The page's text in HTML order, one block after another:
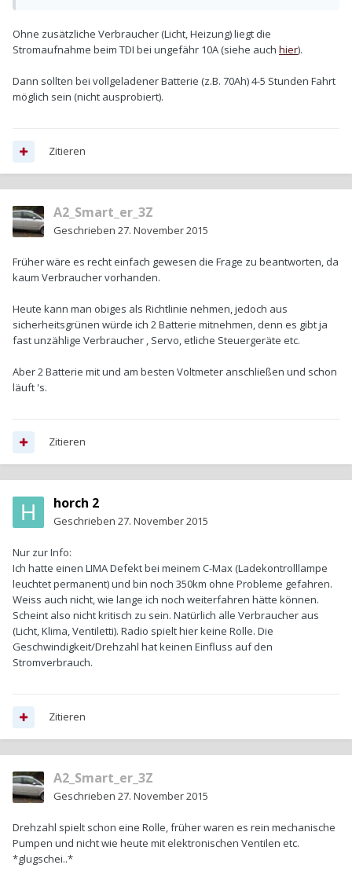
Ohne zusätzliche Verbraucher (Licht, Heizung) liegt die
Stromaufnahme beim TDI bei ungefähr 10A (siehe auch hier).
Dann sollten bei vollgeladener Batterie (z.B. 70Ah) 4-5 Stunden Fahrt
möglich sein (nicht ausprobiert).
Zitieren
A2_Smart_er_3Z
Geschrieben 27. November 2015
Früher wäre es recht einfach gewesen die Frage zu beantworten, da
kaum Verbraucher vorhanden.
Heute kann man obiges als Richtlinie nehmen, jedoch aus
sicherheitsgrünen würde ich 2 Batterie mitnehmen, denn es gibt ja
fast unzählige Verbraucher , Servo, etliche Steuergeräte etc.
Aber 2 Batterie mit und am besten Voltmeter anschließen und schon
läuft 's.
Zitieren
horch 2
Geschrieben 27. November 2015
Nur zur Info:
Ich hatte einen LIMA Defekt bei meinem C-Max (Ladekontrolllampe
leuchtet permanent) und bin noch 350km ohne Probleme gefahren.
Weiss auch nicht, wie lange ich noch weiterfahren hätte können.
Scheint also nicht kritisch zu sein. Natürlich alle Verbraucher aus
(Licht, Klima, Ventiletti). Radio spielt hier keine Rolle. Die
Geschwindigkeit/Drehzahl hat keinen Einfluss auf den
Stromverbrauch.
Zitieren
A2_Smart_er_3Z
Geschrieben 27. November 2015
Drehzahl spielt schon eine Rolle, früher waren es rein mechanische
Pumpen und nicht wie heute mit elektronischen Ventilen etc.
*glugschei..*